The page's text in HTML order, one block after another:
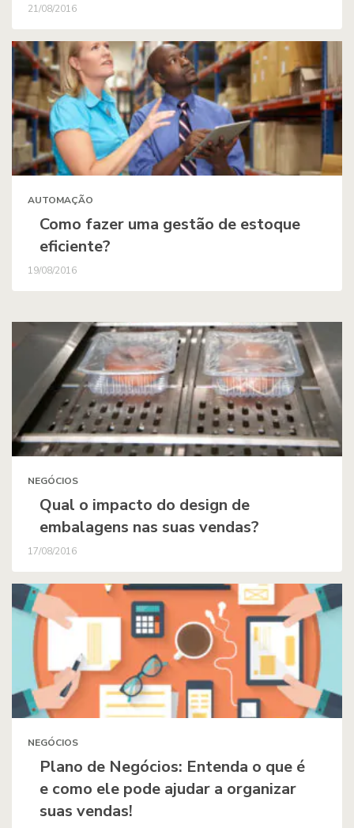
21/08/2016
AUTOMAÇÃO
Como fazer uma gestão de estoque
eficiente?
19/08/2016
NEGÓCIOS
Qual o impacto do design de
embalagens nas suas vendas?
17/08/2016
NEGÓCIOS
Plano de Negócios: Entenda o que é
e como ele pode ajudar a organizar
suas vendas!